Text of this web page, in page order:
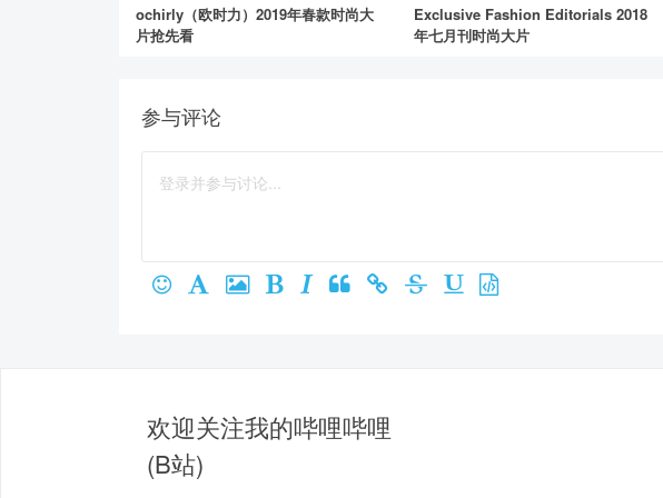
ochirly（欧时力）2019年春款时尚大
片抢先看
Exclusive Fashion Editorials 2018
年七月刊时尚大片
参与评论
欢迎关注我的哔哩哔哩
(B站)